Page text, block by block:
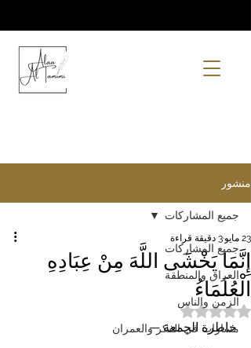
منشور
جميع المشاركات
العراق والمنطقة
الزمن والناس
مسارات في الفكر والعمران
جميع المشاركات
إِنَّمَا يَخْشَى اللَّهَ مِنْ عِبَادِهِ
الْعُلَمَاءُ
23 مايو 3 دقيقة قراءة
تم التقييم بـ ليس رقمًا من أصل 5 نجوم.
خاطرة الجمعة —